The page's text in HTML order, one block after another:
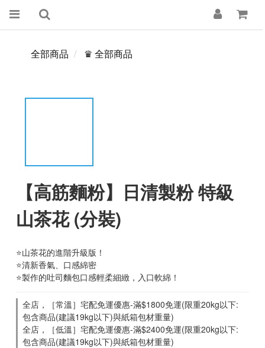
全部商品 ♛ 全部商品
【高筋麵粉】日清製粉 特級
山茶花 (分裝)
⭐山茶花的進階升級版！
⭐清新香氣、口感綿密
⭐製作的吐司麵包口感輕柔細緻，入口軟綿！
全店，［常溫］宅配免運優惠-滿$1800免運(限重20kg以下:
包含商品(建議19kg以下)與紙箱包材重量)
全店，［低溫］宅配免運優惠-滿$2400免運(限重20kg以下:
包含商品(建議19kg以下)與紙箱包材重量)